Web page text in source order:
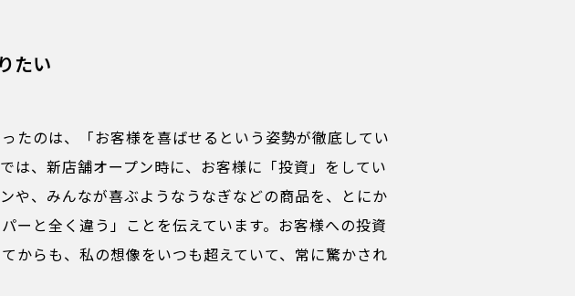
たい
たのは、「お客様を喜ばせるという姿勢が徹底してい
は、新店舗オープン時に、お客様に「投資」をしてい
や、みんなが喜ぶようなうなぎなどの商品を、とにか
ーと全く違う」ことを伝えています。お客様への投資
からも、私の想像をいつも超えていて、常に驚かされ